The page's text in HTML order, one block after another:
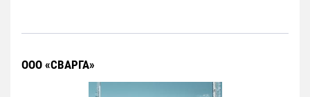
ООО «СВАРГА»